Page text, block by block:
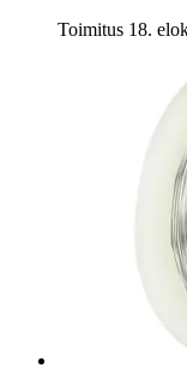
Toimitus 18.